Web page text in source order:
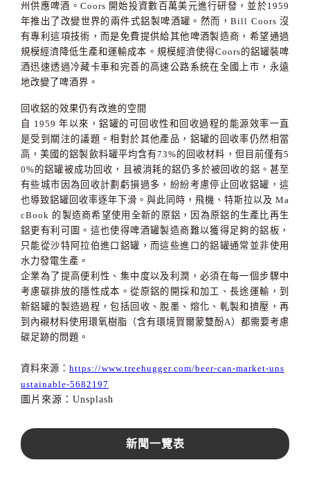
州供應啤酒。 Coors 開始投資數百萬美元進行研發，並於1959
年推出了改變世界的兩件式鋁製啤酒罐。然而，Bill Coors沒
有專利這項技術，而是免費提供給其他啤酒製造商，希望通過
規模經濟降低生產和運輸成本。規模經濟使得Coors的鋁罐裝啤
酒迅速透過冷藏卡車和完善的高速公路系統在全國上市，永遠
地改變了啤酒界。
回收鋁的效果仍有改進的空間
自 1959年以來，鋁罐的可回收性和回收過程的能源效率一直
是受到關注的議題。相對於其他產品，鋁罐的回收率仍然相當
高，美國的鋁製飲料罐平均含有73%的回收材料，但目前僅有5
0%的鋁罐被成功回收，且被消耗的鋁仍多於被回收的鋁。甚至
有些城市因為回收計劃虧損過多，紛紛考慮停止回收鋁罐，這
也導致鋁罐回收率逐年下滑。與此同時，飛機、特斯拉以及 Ma
cBook 的製造商希望使用全新的原鋁，因為原鋁的生產比再生
鋁更有利可圖。這也使得啤酒罐製造商難以獲得足夠的鋁板，
只能從沙特阿拉伯進口鋁罐，而這些進口的鋁罐通常並非使用
水力發電生產。
企業為了提高便利性、集中度以及利潤，必須在每一個步驟中
考慮碳排放的隱性成本。從原鋁的開採和加工、長途運輸，到
新鋁罐的製造過程，包括回收、脫墨、熔化、軋製和擠壓，再
到內襯材料使用環氧樹脂（含有環境賀爾蒙雙酚A）都需要考慮
碳足跡的問題。
資料來源： https://www.treehugger.com/beer-can-market-uns
ustainable-5682197
圖片來源：Unsplash
新聞一覽表